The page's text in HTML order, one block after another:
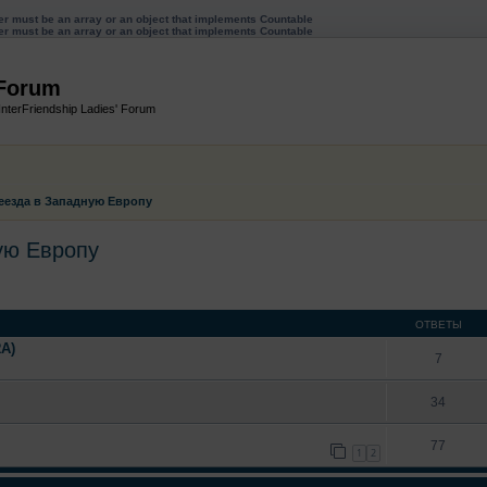
must be an array or an object that implements Countable
must be an array or an object that implements Countable
Ladies' Forum
в Западную Европу
Европу
ОТВЕТЫ
7
34
1 2 77